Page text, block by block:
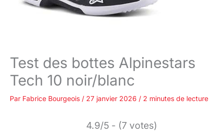
Test des bottes Alpinestars
Tech 10 noir/blanc
Par Fabrice Bourgeois / 27 janvier 2026 / 2 minutes de lecture
4.9/5 - (7 votes)